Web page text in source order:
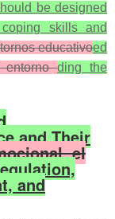
be designed
skills and
educativoed
entornoding the
and Their
el
and